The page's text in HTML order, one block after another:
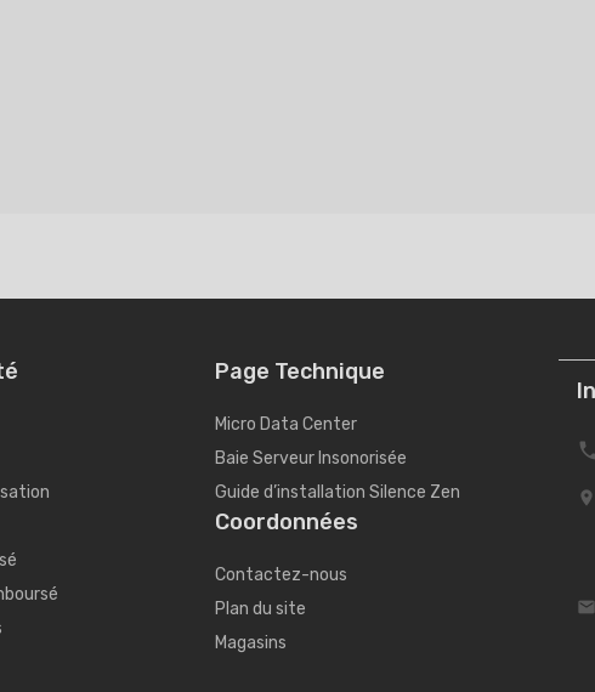
Page Technique
Micro Data Center
Baie Serveur Insonorisée
Guide d’installation Silence Zen
Coordonnées
Contactez-nous
Plan du site
Magasins